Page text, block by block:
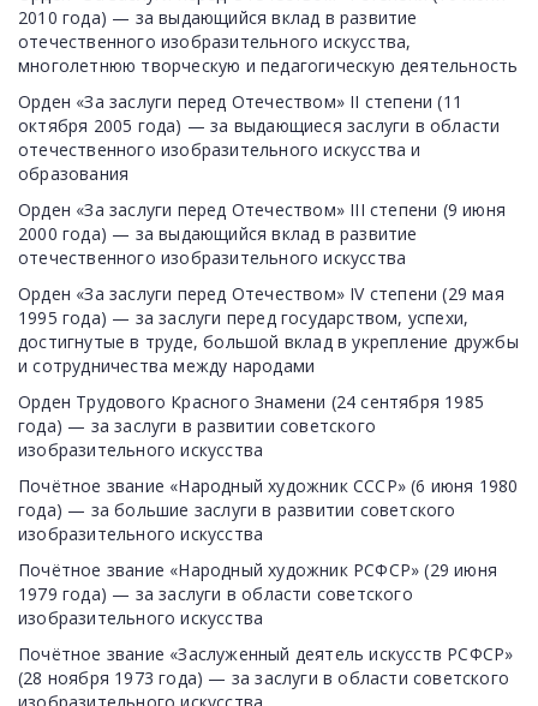
2010 года) — за выдающийся вклад в развитие
отечественного изобразительного искусства,
многолетнюю творческую и педагогическую деятельность
Орден «За заслуги перед Отечеством» II степени (11
октября 2005 года) — за выдающиеся заслуги в области
отечественного изобразительного искусства и
образования
Орден «За заслуги перед Отечеством» III степени (9 июня
2000 года) — за выдающийся вклад в развитие
отечественного изобразительного искусства
Орден «За заслуги перед Отечеством» IV степени (29 мая
1995 года) — за заслуги перед государством, успехи,
достигнутые в труде, большой вклад в укрепление дружбы
и сотрудничества между народами
Орден Трудового Красного Знамени (24 сентября 1985
года) — за заслуги в развитии советского
изобразительного искусства
Почётное звание «Народный художник СССР» (6 июня 1980
года) — за большие заслуги в развитии советского
изобразительного искусства
Почётное звание «Народный художник РСФСР» (29 июня
1979 года) — за заслуги в области советского
изобразительного искусства
Почётное звание «Заслуженный деятель искусств РСФСР»
(28 ноября 1973 года) — за заслуги в области советского